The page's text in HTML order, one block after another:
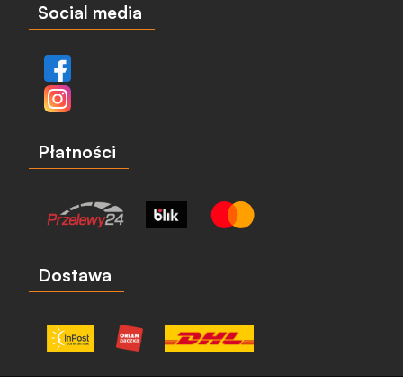
Social media
Płatności
Dostawa